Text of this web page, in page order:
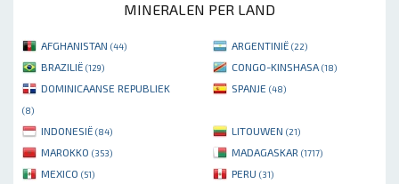
MINERALEN PER LAND
AFGHANISTAN (44) ARGENTINIË (22)
BRAZILIË (129) CONGO-KINSHASA (18)
DOMINICAANSE REPUBLIEK
(8)
SPANJE (48)
INDONESIË (84) LITOUWEN (21)
MAROKKO (353) MADAGASKAR (1717)
MEXICO (51) PERU (31)